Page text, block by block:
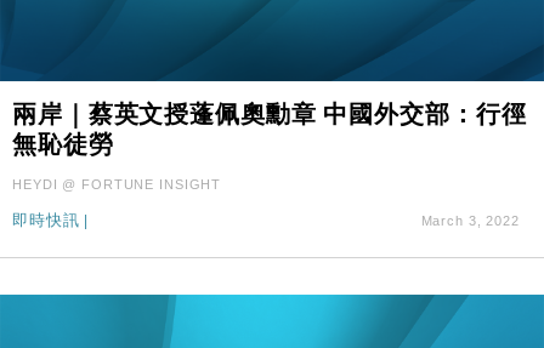
兩岸｜蔡英文授蓬佩奧勳章 中國外交部：行徑
無恥徒勞
HEYDI @ FORTUNE INSIGHT
即時快訊 | March 3, 2022